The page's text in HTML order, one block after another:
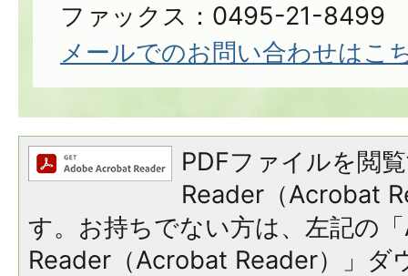
ファックス：0495-21-8499
メールでのお問い合わせはこ
PDFファイルを閲
Reader（Acrobat
す。お持ちでない方は、左記の
Reader（Acrobat Reader）」ダ